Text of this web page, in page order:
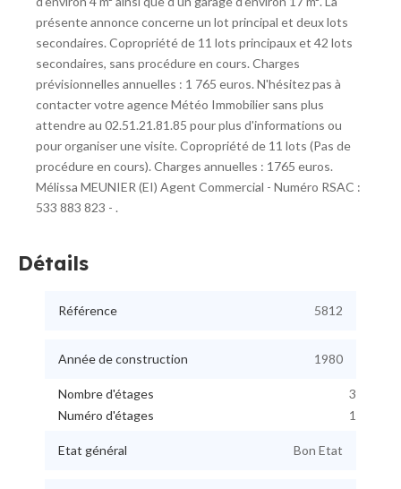
présente annonce concerne un lot principal et deux lots
secondaires. Copropriété de 11 lots principaux et 42 lots
secondaires, sans procédure en cours. Charges
prévisionnelles annuelles : 1 765 euros. N'hésitez pas à
contacter votre agence Météo Immobilier sans plus
attendre au 02.51.21.81.85 pour plus d'informations ou
pour organiser une visite. Copropriété de 11 lots (Pas de
procédure en cours). Charges annuelles : 1765 euros.
Mélissa MEUNIER (EI) Agent Commercial - Numéro RSAC :
533 883 823 - .
Détails
Référence 5812
Année de construction 1980
Nombre d'étages
3
Numéro d'étages
1
Etat général Bon Etat